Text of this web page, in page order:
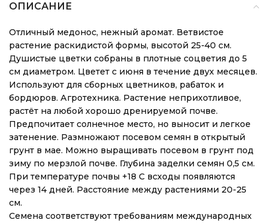
ОПИСАНИЕ
Отличный медонос, нежный аромат. Ветвистое
растение раскидистой формы, высотой 25-40 см.
Душистые цветки собраны в плотные соцветия до 5
см диаметром. Цветет с июня в течение двух месяцев.
Используют для сборных цветников, рабаток и
бордюров. Агротехника. Растение неприхотливое,
растёт на любой хорошо дренируемой почве.
Предпочитает солнечное место, но выносит и легкое
затенение. Размножают посевом семян в открытый
грунт в мае. Можно выращивать посевом в грунт под
зиму по мерзлой почве. Глубина заделки семян 0,5 см.
При температуре почвы +18 C всходы появляются
через 14 дней. Расстояние между растениями 20-25
см.
Семена соответствуют требованиям международных